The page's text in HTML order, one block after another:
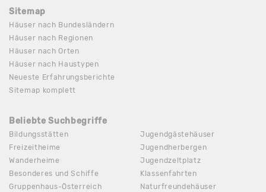
Sitemap
Häuser nach Bundesländern
Häuser nach Regionen
Häuser nach Orten
Häuser nach Haustypen
Neueste Erfahrungsberichte
Sitemap komplett
Beliebte Suchbegriffe
Bildungsstätten
Freizeitheime
Wanderheime
Besonderes und Schiffe
Gruppenhaus-Österreich
Jugendgästehäuser
Jugendherbergen
Jugendzeltplatz
Klassenfahrten
Naturfreundehäuser